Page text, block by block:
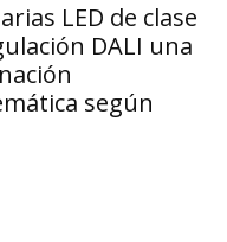
LED de clase
DALI una
según